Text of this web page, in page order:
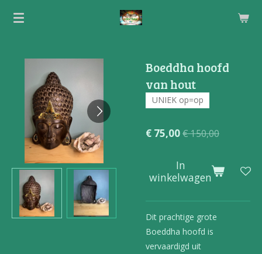
Ga
hoofdinhoud
Boeddha hoofd
van hout
UNIEK op=op
€ 75,00€ 150,00
In
winkelwagen
Dit prachtige grote
Boeddha hoofd is
vervaardigd uit